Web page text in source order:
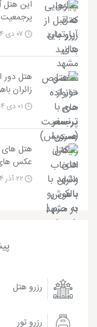
این هتل
هتل دور
زائران
هتل های
عکس های
رزرو هتل
رزرو تور